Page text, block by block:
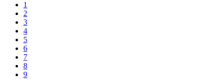
1
2
3
4
5
6
7
8
9